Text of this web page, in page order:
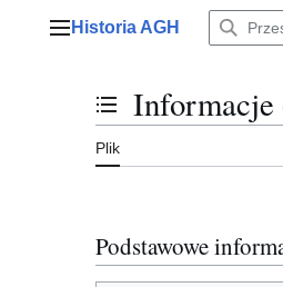
Menu główne
Historia AGH
Przełącz stan spisu
Informacje
Plik
Podstawowe